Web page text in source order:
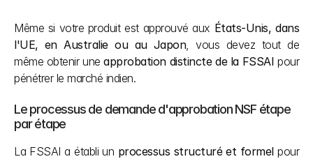
Même si votre produit est approuvé aux États-Unis, dans
l'UE, en Australie ou au Japon, vous devez tout de
même obtenir une approbation distincte de la FSSAI pour
pénétrer le marché indien.
Le processus de demande d'approbation NSF étape
par étape
La FSSAI a établi un processus structuré et formel pour